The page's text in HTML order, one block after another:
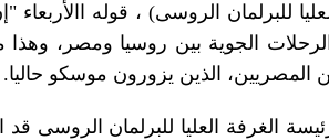
للبرلمان الروسى) ، قوله
الجوية بين روسيا ومصر، وهذا ما
المصريين، الذين يزورون موسكو حاليا.
الغرفة العليا للبرلمان الروسى